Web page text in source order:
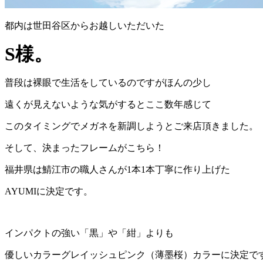
都内は世田谷区からお越しいただいた
S様。
普段は裸眼で生活をしているのですがほんの少し
遠くが見えないような気がするとここ数年感じて
このタイミングでメガネを新調しようとご来店頂きました。
そして、決まったフレームがこちら！
福井県は鯖江市の職人さんが1本1本丁寧に作り上げた
AYUMIに決定です。
インパクトの強い「黒」や「紺」よりも
優しいカラーグレイッシュピンク（薄墨桜）カラーに決定で